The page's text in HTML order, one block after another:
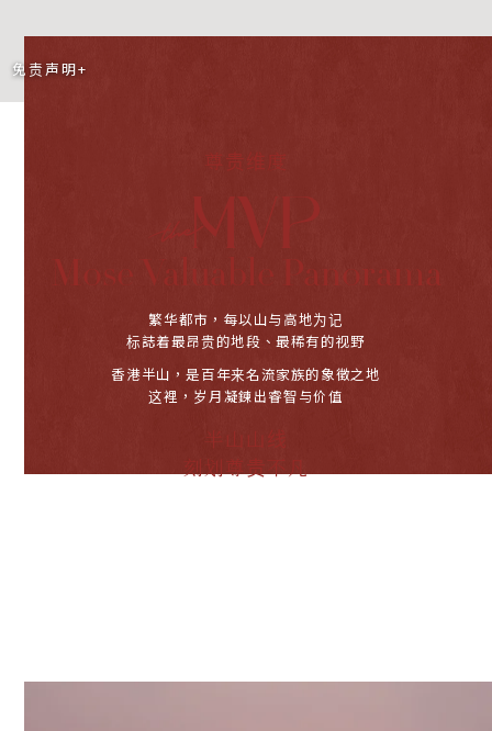
建筑师楼有限公司| 发展项目的承建商：正利工程
有限公司| 就发展项目中的住宅物业的出售而代表
项建造提供融资的认可机构：中国银行(香港)有限
公司|已为发展项目的建造提供贷款的任何其他
人：君炜有限公司| 尽卖方所知，由发展项目的认
可人士提供的发展项目的预计关键日期：2026年9
月30日。（「关键日期」指发展项目在遵照经批
准的建筑图则的情况下在各方面均属完成的日
期。预计关键日期是受到买卖合约所允许的任何
免责声明+
尊贵维度
Mose Valuable Panorama
繁华都市，每以山与高地为记
标誌着最昂贵的地段、最稀有的视野
香港半山，是百年来名流家族的象徵之地
这裡，岁月凝鍊出睿智与价值
半山山线
刻划尊贵不凡